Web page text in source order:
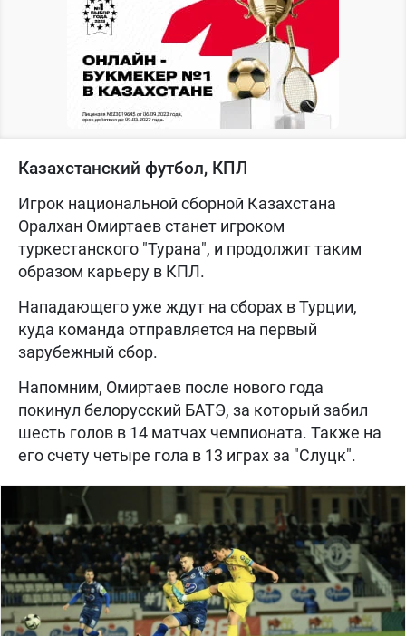
Казахстанский футбол, КПЛ
Игрок национальной сборной Казахстана
Оралхан Омиртаев станет игроком
туркестанского "Турана", и продолжит таким
образом карьеру в КПЛ.
Нападающего уже ждут на сборах в Турции,
куда команда отправляется на первый
зарубежный сбор.
Напомним, Омиртаев после нового года
покинул белорусский БАТЭ, за который забил
шесть голов в 14 матчах чемпионата. Также на
его счету четыре гола в 13 играх за "Слуцк".